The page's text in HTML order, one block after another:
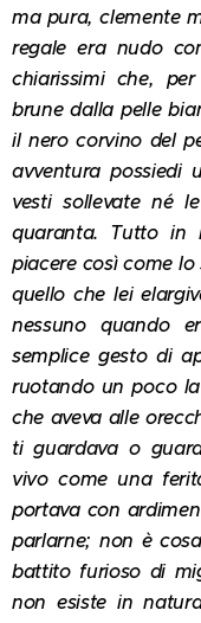
ma pura, clemente
regale era nudo
chiarissimi che,
brune dalla pelle
il nero corvino del
avventura possiedi
vesti sollevate né
quaranta. Tutto in
piacere così come
quello che lei
nessuno quando
semplice gesto di
ruotando un poco
che aveva alle
ti guardava o
vivo come una
portava con
parlarne; non è
battito furioso di
non esiste in